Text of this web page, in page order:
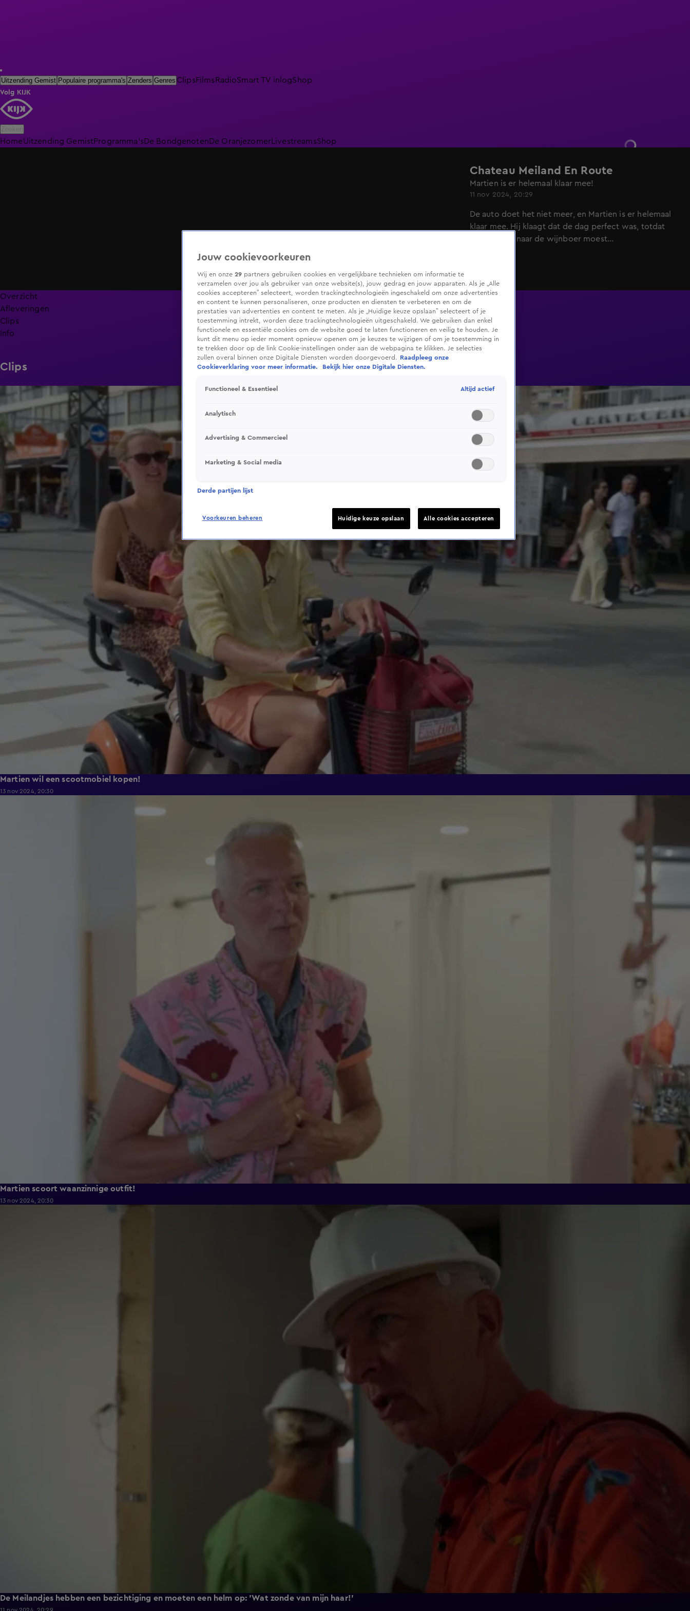
Uitzending Gemist Populaire programma's Zenders Genres ClipsFilmsRadioSmart TV inlogShop
Volg KIJK
HomeUitzending GemistProgramma'sDe BondgenotenDe Oranjezomer LivestreamsShop
Chateau Meiland En Route
Martien is er helemaal klaar mee!
11 nov 2024, 20:29
De auto doet het niet meer, en Martien is er helemaal
klaar mee. Hij klaagt dat de dag perfect was, totdat
Erica per se naar de wijnboer moest...
Overzicht
Afleveringen
Clips
Info
Clips
Martien wil een scootmobiel kopen!
13 nov 2024, 20:30
Martien scoort waanzinnige outfit!
13 nov 2024, 20:30
De Meilandjes hebben een bezichtiging en moeten een helm op: 'Wat zonde van mijn haar!'
Jouw cookievoorkeuren
Wij en onze 29 partners gebruiken cookies en vergelijkbare technieken om informatie te
verzamelen over jou als gebruiker van onze website(s), jouw gedrag en jouw apparaten. Als je „Alle
cookies accepteren” selecteert, worden trackingtechnologieën ingeschakeld om onze advertenties
en content te kunnen personaliseren, onze producten en diensten te verbeteren en om de
prestaties van advertenties en content te meten. Als je „Huidige keuze opslaan” selecteert of je
toestemming intrekt, worden deze trackingtechnologieën uitgeschakeld. We gebruiken dan enkel
functionele en essentiële cookies om de website goed te laten functioneren en veilig te houden. Je
kunt dit menu op ieder moment opnieuw openen om je keuzes te wijzigen of om je toestemming in
te trekken door op de link Cookie-instellingen onder aan de webpagina te klikken. Je selecties
zullen overal binnen onze Digitale Diensten worden doorgevoerd.
Raadpleeg onze
Cookieverklaring voor meer informatie.
Bekijk hier onze Digitale Diensten.
Functioneel & Essentieel Altijd actief
Analytisch
Advertising & Commercieel
Marketing & Social media
Derde partijen lijst
Voorkeuren beheren Huidige keuze opslaan Alle cookies accepteren